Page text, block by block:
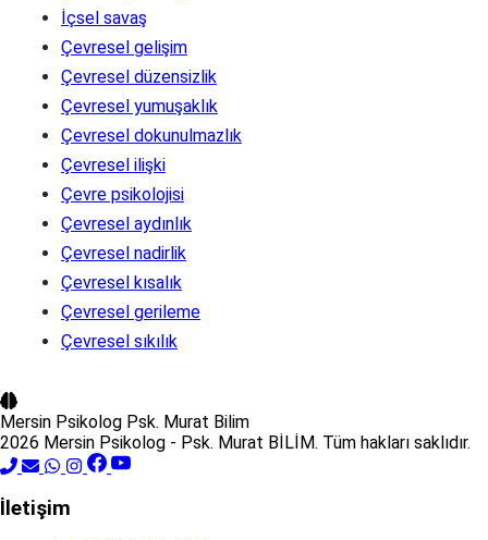
İçsel savaş
Çevresel gelişim
Çevresel düzensizlik
Çevresel yumuşaklık
Çevresel dokunulmazlık
Çevresel ilişki
Çevre psikolojisi
Çevresel aydınlık
Çevresel nadirlik
Çevresel kısalık
Çevresel gerileme
Çevresel sıkılık
Mersin Psikolog Psk. Murat Bilim
2026 Mersin Psikolog - Psk. Murat BİLİM. Tüm hakları saklıdır.
İletişim